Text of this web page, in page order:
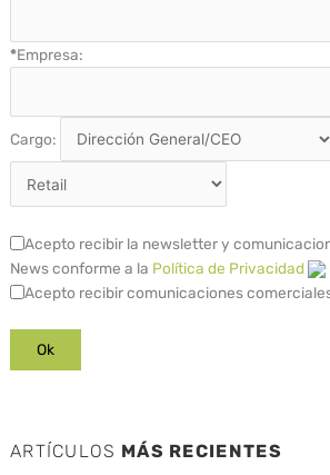
*Empresa:
Cargo:
Acepto recibir la newsletter y
News conforme a la Política de Privacidad
Acepto recibir comunicaciones
ARTÍCULOS MÁS RECIENTES